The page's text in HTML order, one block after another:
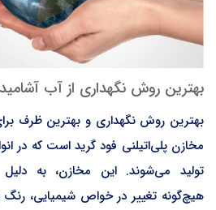
بهترین روش نگهداری از آب
بهترین روش نگهداری و بهترین ظرف
مخازن پلی‌اتیلنی فود گرید است که در
تولید می‌شوند. این مخازن، به
هیچ‌گونه تغییر در خواص شیمیایی،